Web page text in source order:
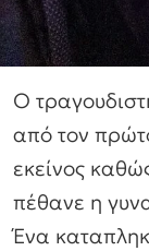
Ο
από τον
εκείνος
πέθανε η
Ένα